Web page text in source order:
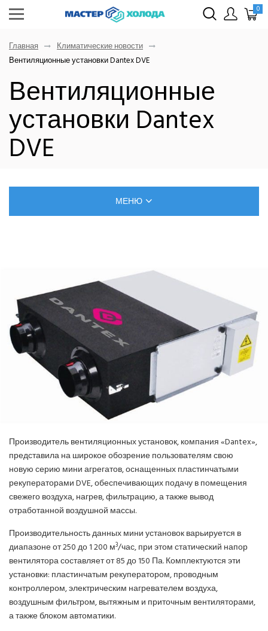
0
Главная
Климатические новости
Вентиляционные установки Dantex DVE
Вентиляционные
установки Dantex
DVE
МЕНЮ
ПОЗНАВАТЕЛЬНЫЕ СТАТЬИ
ИНВЕРТОРНЫЕ КОНДИЦИОНЕРЫ
СПРАВОЧНЫЕ МАТЕРИАЛЫ
КОНДИЦИОНИРОВАНИЕ СЕРВЕРНОЙ
ИСТОРИЯ БРЕНДОВ
Производитель вентиляционных установок, компания «Dantex»,
представила на широкое обозрение пользователям свою
новую серию мини агрегатов, оснащенных пластинчатыми
рекуператорами DVE, обеспечивающих подачу в помещения
свежего воздуха, нагрев, фильтрацию, а также вывод
отработанной воздушной массы.
Производительность данных мини установок варьируется в
диапазоне от 250 до 1 200 м3/час, при этом статический напор
вентилятора составляет от 85 до 150 Па. Комплектуются эти
установки: пластинчатым рекуператором, проводным
контроллером, электрическим нагревателем воздуха,
воздушным фильтром, вытяжным и приточным вентиляторами,
а также блоком автоматики.